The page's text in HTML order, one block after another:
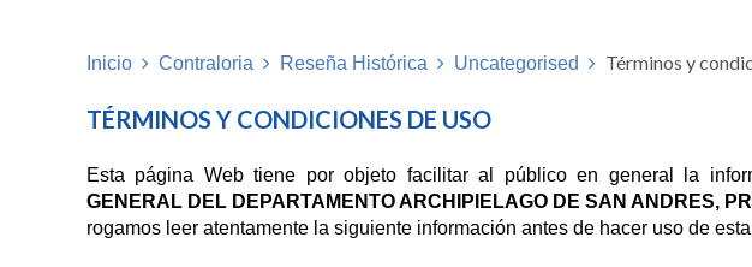
Inicio Contraloria Reseña Histórica Uncategorised Términos y
TÉRMINOS Y CONDICIONES DE USO
Esta página Web tiene por objeto facilitar al público en general la
GENERAL DEL DEPARTAMENTO ARCHIPIELAGO DE SAN ANDRES,
rogamos leer atentamente la siguiente información antes de hacer uso de